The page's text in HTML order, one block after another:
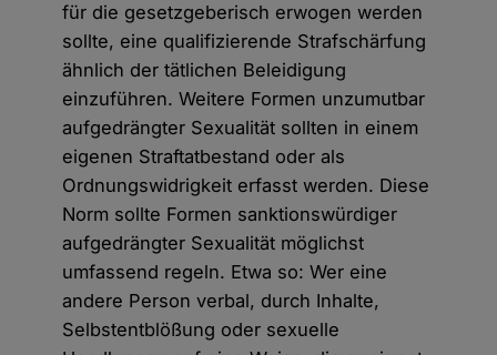
für die gesetzgeberisch erwogen werden
sollte, eine qualifizierende Strafschärfung
ähnlich der tätlichen Beleidigung
einzuführen. Weitere Formen unzumutbar
aufgedrängter Sexualität sollten in einem
eigenen Straftatbestand oder als
Ordnungswidrigkeit erfasst werden. Diese
Norm sollte Formen sanktionswürdiger
aufgedrängter Sexualität möglichst
umfassend regeln. Etwa so: Wer eine
andere Person verbal, durch Inhalte,
Selbstentblößung oder sexuelle